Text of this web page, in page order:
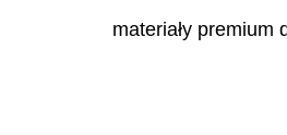
materiały premium